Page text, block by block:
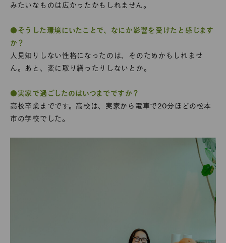
みたいなものは広かったかもしれません。
●そうした環境にいたことで、なにか影響を受けたと感じます
か？
人見知りしない性格になったのは、そのためかもしれませ
ん。あと、変に取り繕ったりしないとか。
●実家で過ごしたのはいつまでですか？
高校卒業までです。高校は、実家から電車で20分ほどの松本
市の学校でした。